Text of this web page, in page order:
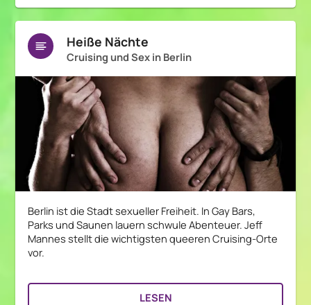
Heiße Nächte
Cruising und Sex in Berlin
Berlin ist die Stadt sexueller Freiheit. In Gay Bars,
Parks und Saunen lauern schwule Abenteuer. Jeff
Mannes stellt die wichtigsten queeren Cruising-Orte
vor.
LESEN